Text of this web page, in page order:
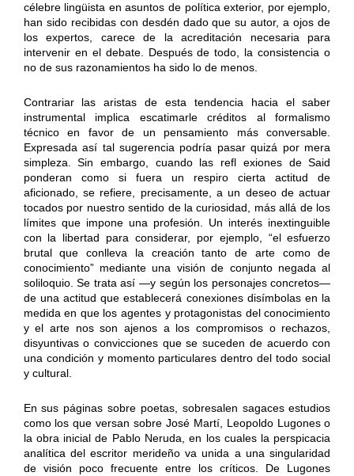
célebre lingüista en asuntos de política exterior, por ejemplo,
han sido recibidas con desdén dado que su autor, a ojos de
los expertos, carece de la acreditación necesaria para
intervenir en el debate. Después de todo, la consistencia o
no de sus razonamientos ha sido lo de menos.
Contrariar las aristas de esta tendencia hacia el saber
instrumental implica escatimarle créditos al formalismo
técnico en favor de un pensamiento más conversable.
Expresada así tal sugerencia podría pasar quizá por mera
simpleza. Sin embargo, cuando las refl exiones de Said
ponderan como si fuera un respiro cierta actitud de
aficionado, se refiere, precisamente, a un deseo de actuar
tocados por nuestro sentido de la curiosidad, más allá de los
límites que impone una profesión. Un interés inextinguible
con la libertad para considerar, por ejemplo, “el esfuerzo
brutal que conlleva la creación tanto de arte como de
conocimiento” mediante una visión de conjunto negada al
soliloquio. Se trata así —y según los personajes concretos—
de una actitud que establecerá conexiones disímbolas en la
medida en que los agentes y protagonistas del conocimiento
y el arte nos son ajenos a los compromisos o rechazos,
disyuntivas o convicciones que se suceden de acuerdo con
una condición y momento particulares dentro del todo social
y cultural.
En sus páginas sobre poetas, sobresalen sagaces estudios
como los que versan sobre José Martí, Leopoldo Lugones o
la obra inicial de Pablo Neruda, en los cuales la perspicacia
analítica del escritor merideño va unida a una singularidad
de visión poco frecuente entre los críticos. De Lugones